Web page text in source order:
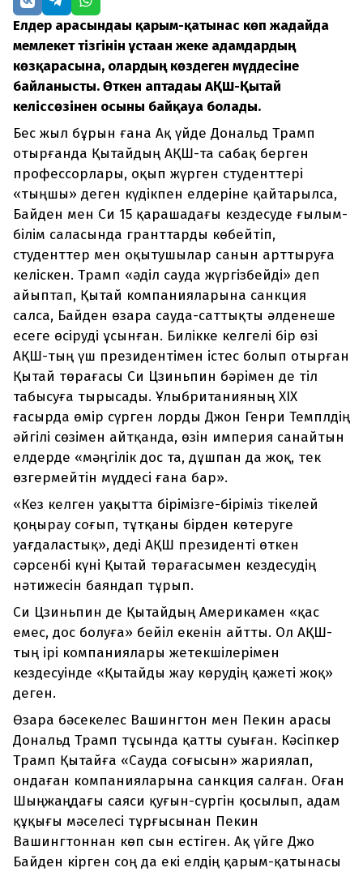
Елдер арасындағы қарым-қатынас көп жағдайда
мемлекет тізгінін ұстаған жеке адамдардың
көзқарасына, олардың көздеген мүддесіне
байланысты. Өткен аптадағы АҚШ-Қытай
келіссөзінен осыны байқауға болады.
Бес жыл бұрын ғана Ақ үйде Дональд Трамп
отырғанда Қытайдың АҚШ-та сабақ берген
профессорлары, оқып жүрген студенттері
«тыңшы» деген күдікпен елдеріне қайтарылса,
Байден мен Си 15 қарашадағы кездесуде ғылым-
білім саласында гранттарды көбейтіп,
студенттер мен оқытушылар санын арттыруға
келіскен. Трамп «әділ сауда жүргізбейді» деп
айыптап, Қытай компанияларына санкция
салса, Байден өзара сауда-саттықты әлденеше
есеге өсіруді ұсынған. Билікке келгелі бір өзі
АҚШ-тың үш президентімен істес болып отырған
Қытай төрағасы Си Цзиньпин бәрімен де тіл
табысуға тырысады. Ұлыбританияның XIX
ғасырда өмір сүрген лорды Джон Генри Темплдің
әйгілі сөзімен айтқанда, өзін империя санайтын
елдерде «мәңгілік дос та, дұшпан да жоқ, тек
өзгермейтін мүддесі ғана бар».
«Кез келген уақытта бірімізге-біріміз тікелей
қоңырау соғып, тұтқаны бірден көтеруге
уағдаластық», деді АҚШ президенті өткен
сәрсенбі күні Қытай төрағасымен кездесудің
нәтижесін баяндап тұрып.
Си Цзиньпин де Қытайдың Америкамен «қас
емес, дос болуға» бейіл екенін айтты. Ол АҚШ-
тың ірі компаниялары жетекшілерімен
кездесуінде «Қытайды жау көрудің қажеті жоқ»
деген.
Өзара бәсекелес Вашингтон мен Пекин арасы
Дональд Трамп тұсында қатты суыған. Кәсіпкер
Трамп Қытайға «Сауда соғысын» жариялап,
ондаған компанияларына санкция салған. Оған
Шыңжаңдағы саяси қуғын-сүргін қосылып, адам
құқығы мәселесі тұрғысынан Пекин
Вашингтоннан көп сын естіген. Ақ үйге Джо
Байден кірген соң да екі елдің қарым-қатынасы